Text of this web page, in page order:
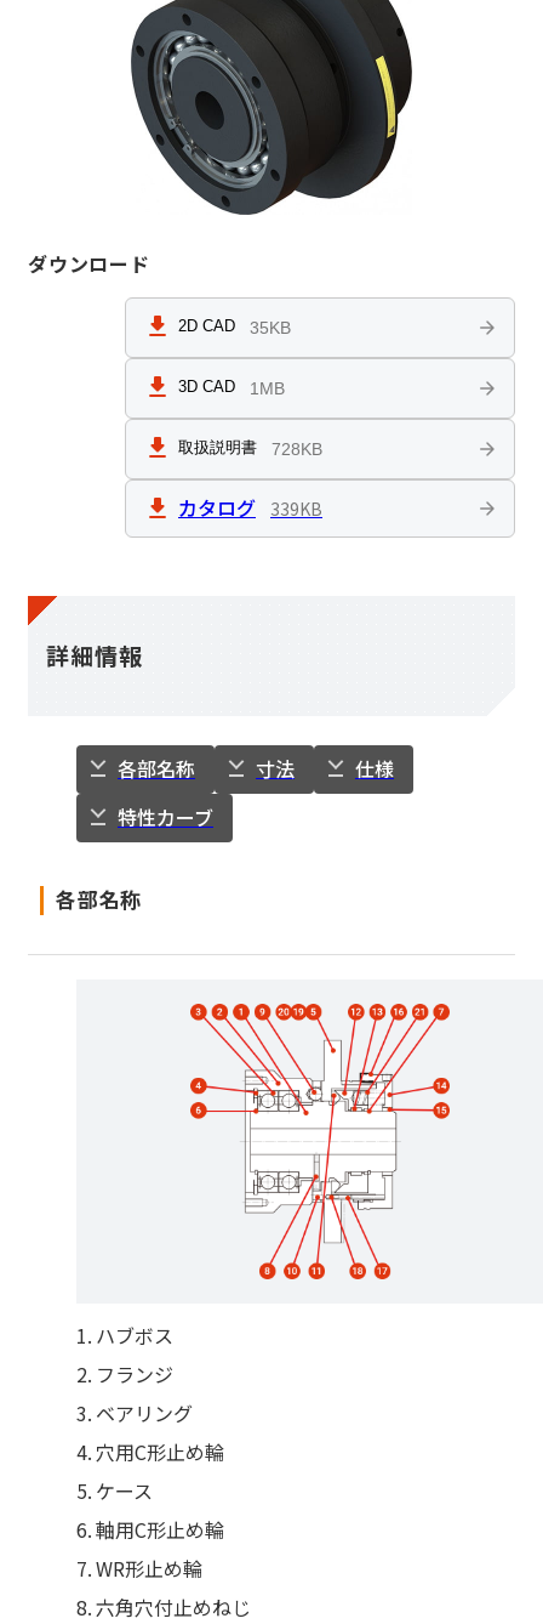
トルクレリーサ
TX型トルクレリーサ
TY型トルクレリーサ
TY□A型
TY□AR型
ON, OFFシフター
ローラーチェーン用スプロケット
構造と作動原理
レールクランパ
保証について
トルクから選ぶ
ダウンロード
2D CAD 35KB
3D CAD 1MB
取扱説明書 728KB
カタログ 339KB
詳細情報
各部名称 寸法
仕様
特性カーブ
各部名称
ハブボス
フランジ
ベアリング
穴用C形止め輪
ケース
軸用C形止め輪
WR形止め輪
六角穴付止めねじ